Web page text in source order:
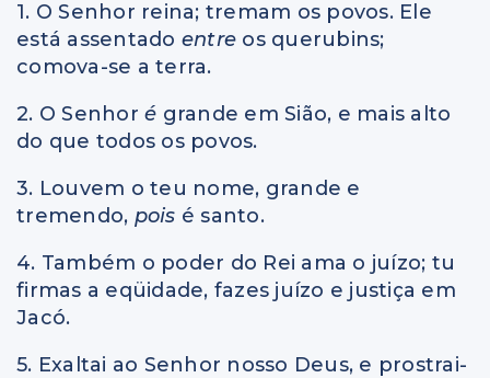
1. O Senhor reina; tremam os povos. Ele
está assentado entre os querubins;
comova-se a terra.
2. O Senhor é grande em Sião, e mais alto
do que todos os povos.
3. Louvem o teu nome, grande e
tremendo, pois é santo.
4. Também o poder do Rei ama o juízo; tu
firmas a eqüidade, fazes juízo e justiça em
Jacó.
5. Exaltai ao Senhor nosso Deus, e prostrai-